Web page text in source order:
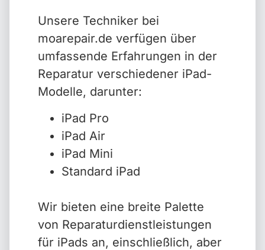
Unsere Techniker bei
moarepair.de verfügen über
umfassende Erfahrungen in der
Reparatur verschiedener iPad-
Modelle, darunter:
iPad Pro
iPad Air
iPad Mini
Standard iPad
Wir bieten eine breite Palette
von Reparaturdienstleistungen
für iPads an, einschließlich, aber